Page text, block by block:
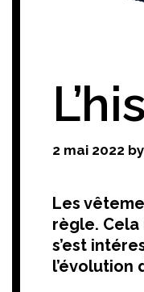
2 mai 2022 by
Les
règle. Cela
s’est